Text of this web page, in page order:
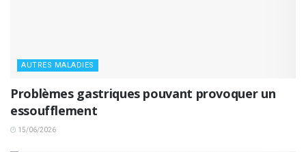
AUTRES MALADIES
Problèmes gastriques pouvant provoquer un
essoufflement
15/06/2026